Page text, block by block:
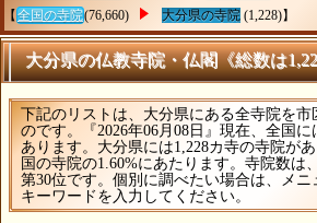
【 全国の寺院(76,660) 大分県の寺院 (1,228)】
大分県の仏教寺院・仏閣《総数は
下記のリストは、大分県にある全寺院を市
のです。『2026年06月08日』現在、全国
あります。大分県には1,228カ寺の寺院が
国の寺院の1.60%にあたります。寺院数は
第30位です。個別に調べたい場合は、メ
キーワードを入力してください。